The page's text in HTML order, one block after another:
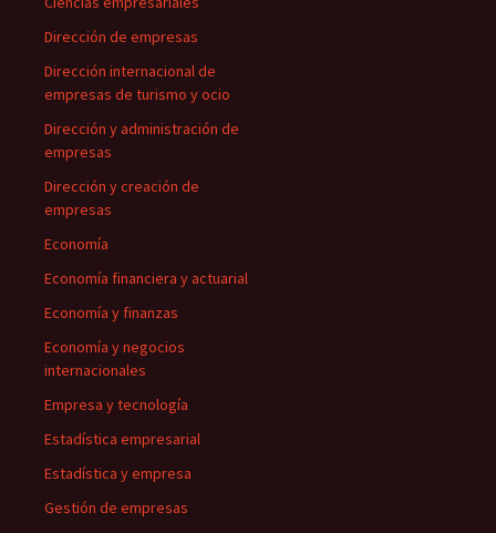
Dirección de empresas
Dirección internacional de
empresas de turismo y ocio
Dirección y administración de
empresas
Dirección y creación de
empresas
Economía
Economía financiera y actuarial
Economía y finanzas
Economía y negocios
internacionales
Empresa y tecnología
Estadística empresarial
Estadística y empresa
Gestión de empresas